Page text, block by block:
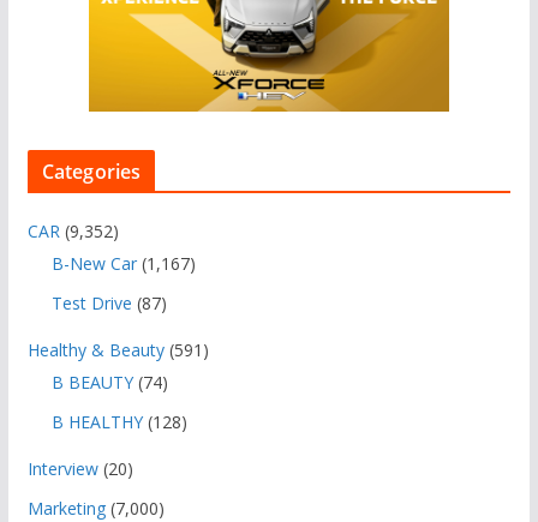
Categories
CAR(9,352)
B-New Car(1,167)
Test Drive (87)
Healthy & Beauty(591)
B BEAUTY(74)
B HEALTHY(128)
Interview(20)
Marketing(7,000)